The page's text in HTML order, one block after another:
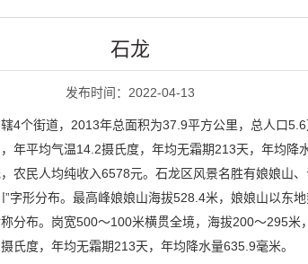
石龙
发布时间：2022-04-13
4个街道，2013年总面积为37.9平方公里，总人口
年平均气温14.2摄氏度，年均无霜期213天，年均
农民人均纯收入6578元。石龙区风景名胜有娘娘山
形分布。最高峰娘娘山海拔528.4米，娘娘山以东
分布。岗宽500～100米横贯全境，海拔200～295
氏度，年均无霜期213天，年均降水量635.9毫米。